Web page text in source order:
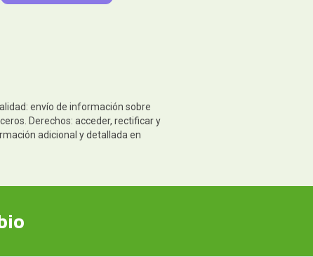
envío de información sobre
Derechos: acceder, rectificar y
adicional y detallada en